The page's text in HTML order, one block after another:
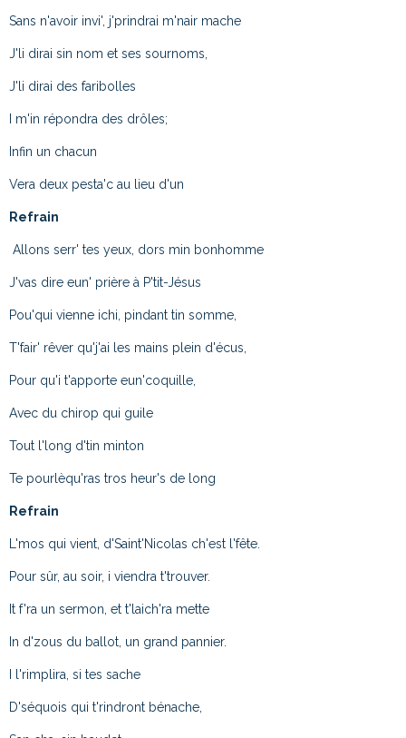
Sans n'avoir invi', j'prindrai m'nair mache
J'li dirai sin nom et ses sournoms,
J'li dirai des faribolles
I m'in répondra des drôles;
Infin un chacun
Vera deux pesta'c au lieu d'un
Refrain
Allons serr' tes yeux, dors min bonhomme
J'vas dire eun' prière à P'tit-Jésus
Pou'qui vienne ichi, pindant tin somme,
T'fair' rêver qu'j'ai les mains plein d'écus,
Pour qu'i t'apporte eun'coquille,
Avec du chirop qui guile
Tout l'long d'tin minton
Te pourlèqu'ras tros heur's de long
Refrain
L'mos qui vient, d'Saint'Nicolas ch'est l'fête.
Pour sûr, au soir, i viendra t'trouver.
It f'ra un sermon, et t'laich'ra mette
In d'zous du ballot, un grand pannier.
I l'rimplira, si tes sache
D'séquois qui t'rindront bénache,